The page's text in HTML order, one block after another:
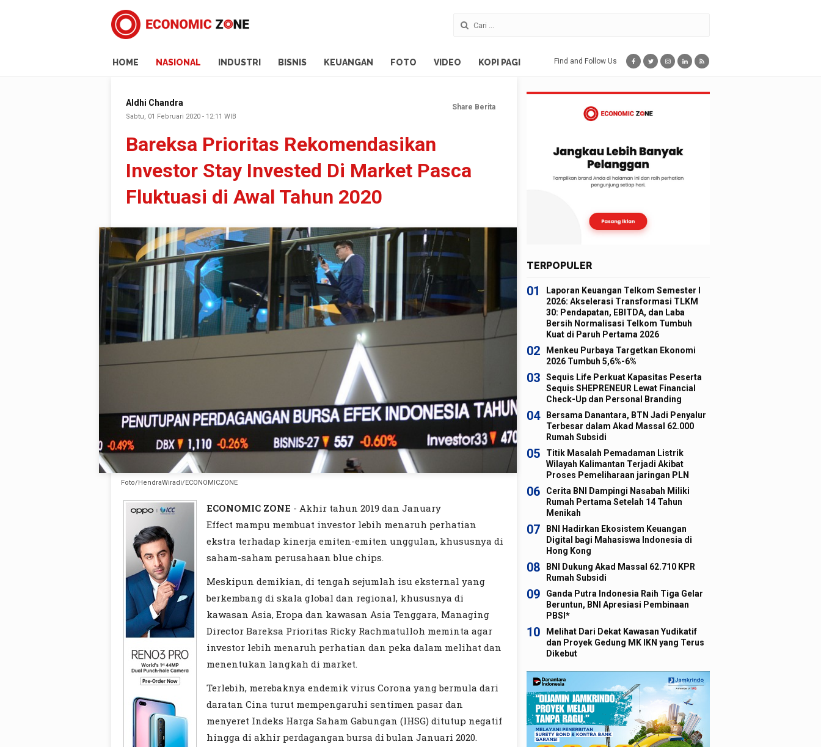
HOME NASIONAL INDUSTRI BISNIS KEUANGAN FOTO VIDEO KOPI PAGI Find and Follow Us
Aldhi Chandra
Sabtu, 01 Februari 2020 - 12:11 WIB
Share Berita
Bareksa Prioritas Rekomendasikan
Investor Stay Invested Di Market Pasca
Fluktuasi di Awal Tahun 2020
Foto/HendraWiradi/ECONOMICZONE
ECONOMIC ZONE - Akhir tahun 2019 dan January
Effect mampu membuat investor lebih menaruh perhatian
ekstra terhadap kinerja emiten-emiten unggulan, khususnya di
saham-saham perusahaan blue chips.
Meskipun demikian, di tengah sejumlah isu eksternal yang
berkembang di skala global dan regional, khususnya di
kawasan Asia, Eropa dan kawasan Asia Tenggara, Managing
Director Bareksa Prioritas Ricky Rachmatulloh meminta agar
investor lebih menaruh perhatian dan peka dalam melihat dan
menentukan langkah di market.
Terlebih, merebaknya endemik virus Corona yang bermula dari
daratan Cina turut mempengaruhi sentimen pasar dan
menyeret Indeks Harga Saham Gabungan (IHSG) ditutup negatif
hingga di akhir perdagangan bursa di bulan Januari 2020.
TERPOPULER
01
Laporan Keuangan Telkom Semester I
2026: Akselerasi Transformasi TLKM
30: Pendapatan, EBITDA, dan Laba
Bersih Normalisasi Telkom Tumbuh
Kuat di Paruh Pertama 2026
02
Menkeu Purbaya Targetkan Ekonomi
2026 Tumbuh 5,6%-6%
03
Sequis Life Perkuat Kapasitas Peserta
Sequis SHEPRENEUR Lewat Financial
Check-Up dan Personal Branding
04
Bersama Danantara, BTN Jadi Penyalur
Terbesar dalam Akad Massal 62.000
Rumah Subsidi
05
Titik Masalah Pemadaman Listrik
Wilayah Kalimantan Terjadi Akibat
Proses Pemeliharaan jaringan PLN
06
Cerita BNI Dampingi Nasabah Miliki
Rumah Pertama Setelah 14 Tahun
Menikah
07
BNI Hadirkan Ekosistem Keuangan
Digital bagi Mahasiswa Indonesia di
Hong Kong
08
BNI Dukung Akad Massal 62.710 KPR
Rumah Subsidi
09
Ganda Putra Indonesia Raih Tiga Gelar
Beruntun, BNI Apresiasi Pembinaan
PBSI*
10
Melihat Dari Dekat Kawasan Yudikatif
dan Proyek Gedung MK IKN yang Terus
Dikebut